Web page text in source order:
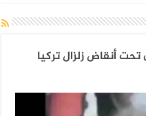
أنقاض زلزال تركيا